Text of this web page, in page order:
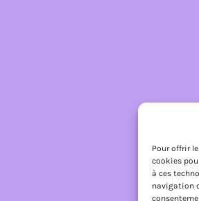
Pour offrir
cookies
à ces
navigation